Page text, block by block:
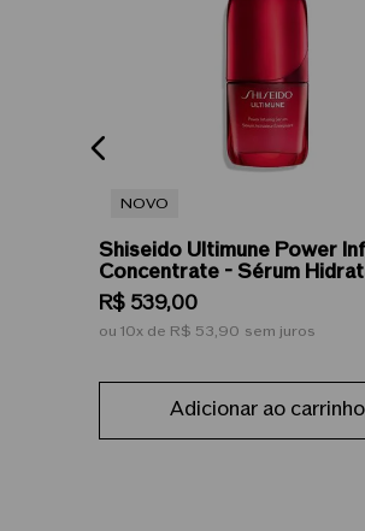
NOVO
Shiseido Ultimune Power
Concentrate - Sérum
Antioxidante 30ml
R$ 539,00
ou 10 de R$ 53,90 sem juros
Adicionar ao carrinho